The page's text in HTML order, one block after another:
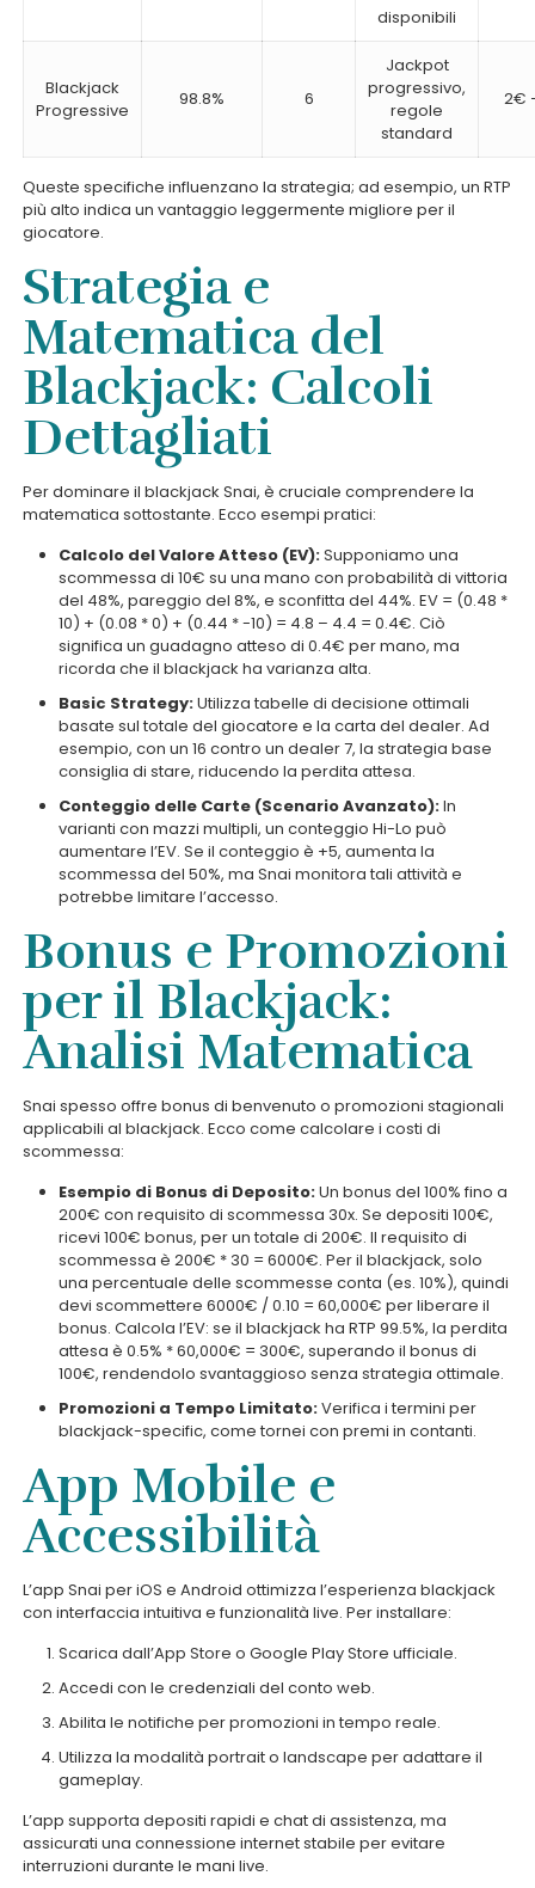
disponibili
Blackjack
Progressive
98.8% 6
Jackpot
progressivo,
regole
standard
2€
Queste specifiche influenzano la strategia; ad esempio, un RTP
più alto indica un vantaggio leggermente migliore per il
giocatore.
Strategia e
Matematica del
Blackjack: Calcoli
Dettagliati
Per dominare il blackjack Snai, è cruciale comprendere la
matematica sottostante. Ecco esempi pratici:
Calcolo del Valore Atteso (EV):Supponiamo una
scommessa di 10€ su una mano con probabilità di vittoria
del 48%, pareggio del 8%, e sconfitta del 44%. EV = (0.48 *
10) + (0.08 * 0) + (0.44 * -10) = 4.8 – 4.4 = 0.4€. Ciò
significa un guadagno atteso di 0.4€ per mano, ma
ricorda che il blackjack ha varianza alta.
Basic Strategy:Utilizza tabelle di decisione ottimali
basate sul totale del giocatore e la carta del dealer. Ad
esempio, con un 16 contro un dealer 7, la strategia base
consiglia di stare, riducendo la perdita attesa.
Conteggio delle Carte (Scenario Avanzato):In
varianti con mazzi multipli, un conteggio Hi-Lo può
aumentare l’EV. Se il conteggio è +5, aumenta la
scommessa del 50%, ma Snai monitora tali attività e
potrebbe limitare l’accesso.
Bonus e Promozioni
per il Blackjack:
Analisi Matematica
Snai spesso offre bonus di benvenuto o promozioni stagionali
applicabili al blackjack. Ecco come calcolare i costi di
scommessa:
Esempio di Bonus di Deposito:Un bonus del 100% fino a
200€ con requisito di scommessa 30x. Se depositi 100€,
ricevi 100€ bonus, per un totale di 200€. Il requisito di
scommessa è 200€ * 30 = 6000€. Per il blackjack, solo
una percentuale delle scommesse conta (es. 10%), quindi
devi scommettere 6000€ / 0.10 = 60,000€ per liberare il
bonus. Calcola l’EV: se il blackjack ha RTP 99.5%, la perdita
attesa è 0.5% * 60,000€ = 300€, superando il bonus di
100€, rendendolo svantaggioso senza strategia ottimale.
Promozioni a Tempo Limitato:Verifica i termini per
blackjack-specific, come tornei con premi in contanti.
App Mobile e
Accessibilità
L’app Snai per iOS e Android ottimizza l’esperienza blackjack
con interfaccia intuitiva e funzionalità live. Per installare:
Scarica dall’App Store o Google Play Store ufficiale.
Accedi con le credenziali del conto web.
Abilita le notifiche per promozioni in tempo reale.
Utilizza la modalità portrait o landscape per adattare il
gameplay.
L’app supporta depositi rapidi e chat di assistenza, ma
assicurati una connessione internet stabile per evitare
interruzioni durante le mani live.